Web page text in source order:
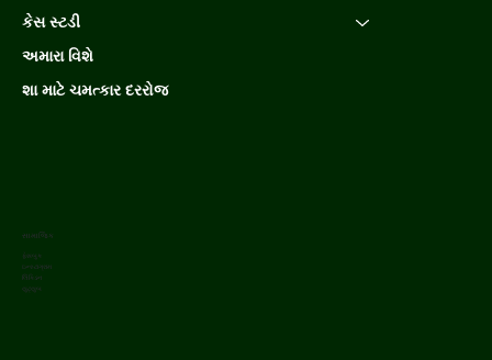
કેસ સ્ટડી
અમારા વિશે
શા માટે ચમત્કાર દરરોજ
સામાજિક
ફેસબુક
ઇન્સ્ટાગ્રામ
લિંક્ડિન
યુટ્યુબ